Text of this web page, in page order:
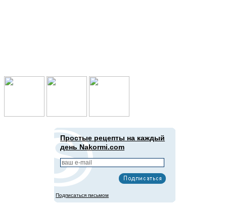
Простые рецепты на каждый
день Nakormi.com
Подписаться письмом